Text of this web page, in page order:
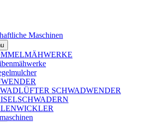
Maschinen
SCHWADWENDER